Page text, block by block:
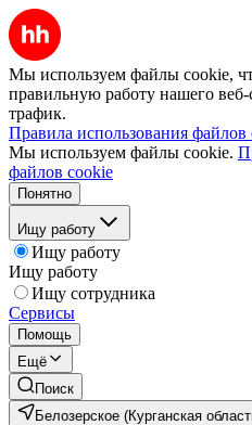
Мы используем файлы cookie,
правильную работу нашего веб-
трафик.
Правила использования файлов
Мы используем файлы cookie.
файлов cookie
Понятно
Ищу работу
Ищу работу
Ищу работу
Ищу сотрудника
Сервисы
Помощь
Ещё
Поиск
Белозерское (Курганская